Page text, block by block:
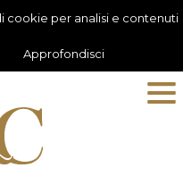
cookie per analisi e contenuti
Approfondisci